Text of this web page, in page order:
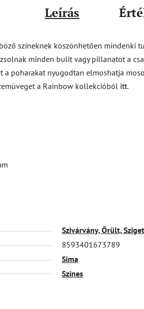
Leírás
színeknek köszönhetően mindenki
minden bulit vagy pillanatot a
a poharakat nyugodtan elmoshatja
a Rainbow kollekcióból itt.
Szivárvány, Őrült,
8593401673789
Sima
Színes